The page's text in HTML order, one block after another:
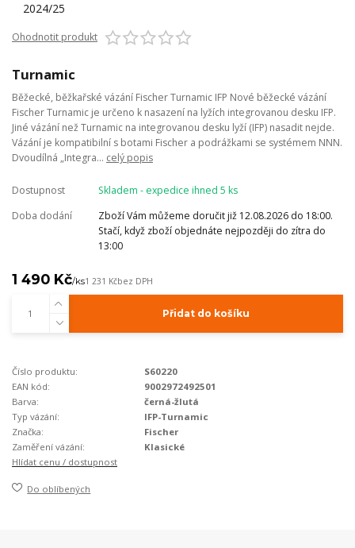
Ohodnotit produkt
Turnamic
Běžecké, běžkařské vázání Fischer Turnamic IFP Nové běžecké vázání
Fischer Turnamic je určeno k nasazení na lyžích integrovanou desku IFP.
Jiné vázání než Turnamic na integrovanou desku lyží (IFP) nasadit nejde.
Vázání je kompatibilní s botami Fischer a podrážkami se systémem NNN.
Dvoudílná „Integra... celý popis
Dostupnost
Skladem - expedice ihned 5 ks
Doba dodání
Zboží Vám můžeme doručit již 12.08.2026 do 18:00.
Stačí, když zboží objednáte nejpozději do zítra do
13:00
1 490 Kč/ks1 231 Kčbez DPH
Přidat do košíku
Číslo produktu:
S60220
EAN kód:
9002972492501
Barva:
černá-žlutá
Typ vázání:
IFP-Turnamic
Značka:
Fischer
Zaměření vázání:
Klasické
Hlídat cenu / dostupnost
Do oblíbených